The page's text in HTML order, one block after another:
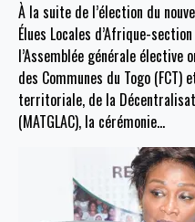
À la suite de l’élection du
Élues Locales d’Afrique-
l’Assemblée générale élective
des Communes du Togo
territoriale, de la
(MATGLAC), la cérémonie…